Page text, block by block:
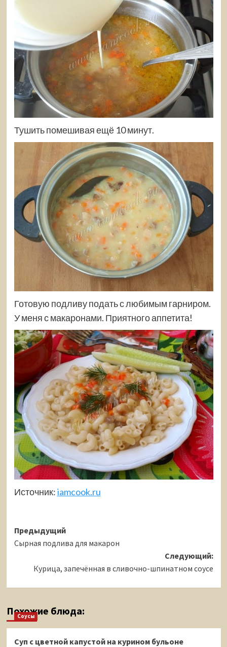
Тушить помешивая ещё 10 минут.
Готовую подливу подать с любимым гарниром.
У меня с макаронами. Приятного аппетита!
Источник:iamcook.ru
Навигация
записи
Предыдущий
Сырная подлива для макарон
Следующий:
Курица, запечённая в сливочно-шпинатном соусе
Похожие блюда:
Соусы
Суп с цветной капустой на курином бульоне